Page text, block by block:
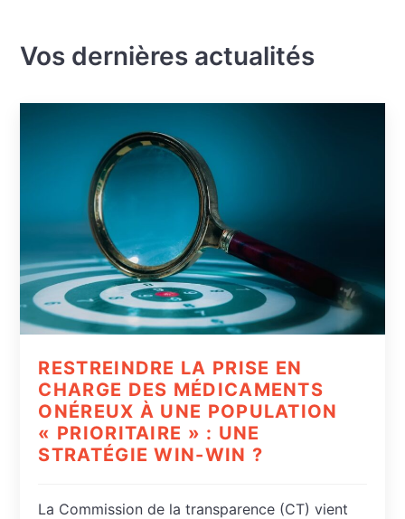
Vos dernières actualités
RESTREINDRE LA PRISE EN
CHARGE DES MÉDICAMENTS
ONÉREUX À UNE POPULATION
« PRIORITAIRE » : UNE
STRATÉGIE WIN-WIN ?
La Commission de la transparence (CT) vient